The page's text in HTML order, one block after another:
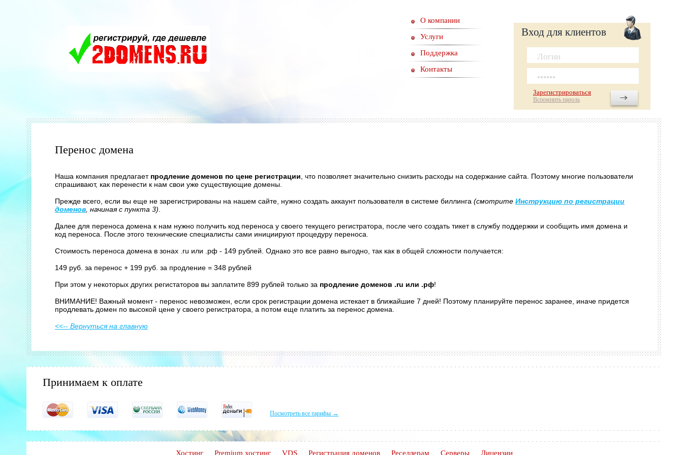
О компании
Услуги
Поддержка
Контакты
Вход для клиентов
Зарегистрироваться
Вспомнить пароль
Перенос домена
Наша компания предлагает продление доменов по цене регистрации , что позволяет значительно снизить расходы на содержание сайта. Поэтому многие пользователи
спрашивают, как перенести к нам свои уже существующие домены.
Прежде всего, если вы еще не зарегистрированы на нашем сайте, нужно создать аккаунт пользователя в системе биллинга (смотрите Инструкцию по регистрации
доменов , начиная с пункта 3)
Далее для переноса домена к нам нужно получить код переноса у своего текущего регистратора, после чего создать тикет в службу поддержки и сообщить имя домена и
код переноса. После этого технические специалисты сами инициируют процедуру переноса.
Стоимость переноса домена в зонах .ru или .рф - 149 рублей. Однако это все равно выгодно, так как в общей сложности получается:
149 руб. за перенос + 199 руб. за продление = 348 рублей
При этом у некоторых других регистаторов вы заплатите 899 рублей только за продление доменов .ru или .рф!
ВНИМАНИЕ! Важный момент - перенос невозможен, если срок регистрации домена истекает в ближайшие 7 дней! Поэтому планируйте перенос заранее, иначе придется
продлевать домен по высокой цене у своего регистратора, а потом еще платить за перенос домена.
<<-- Вернуться на главную
Принимаем к оплате
Посмотреть все тарифы →
Хостинг Premium хостинг VDS Регистрация доменов Реселлерам Серверы Лицензии